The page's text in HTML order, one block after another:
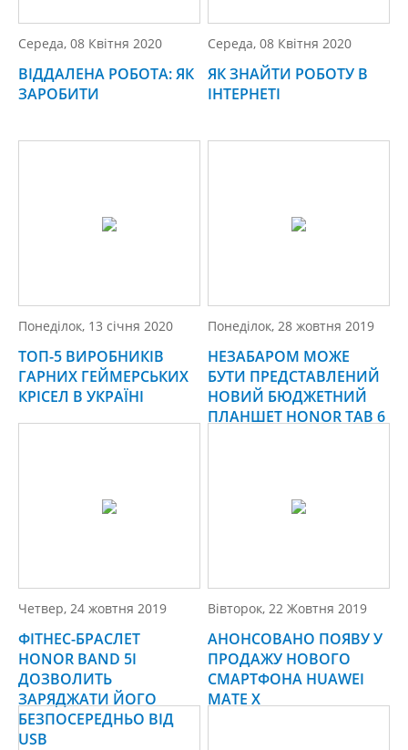
Середа, 08 Квітня 2020
ВІДДАЛЕНА РОБОТА: ЯК
ЗАРОБИТИ
Середа, 08 Квітня 2020
ЯК ЗНАЙТИ РОБОТУ В
ІНТЕРНЕТІ
Понеділок, 13 січня 2020
ТОП-5 ВИРОБНИКІВ
ГАРНИХ ГЕЙМЕРСЬКИХ
КРІСЕЛ В УКРАЇНІ
Понеділок, 28 жовтня 2019
НЕЗАБАРОМ МОЖЕ
БУТИ ПРЕДСТАВЛЕНИЙ
НОВИЙ БЮДЖЕТНИЙ
ПЛАНШЕТ HONOR TAB 6
Четвер, 24 жовтня 2019
ФІТНЕС-БРАСЛЕТ
HONOR BAND 5I
ДОЗВОЛИТЬ
ЗАРЯДЖАТИ ЙОГО
БЕЗПОСЕРЕДНЬО ВІД
USB
Вівторок, 22 Жовтня 2019
АНОНСОВАНО ПОЯВУ У
ПРОДАЖУ НОВОГО
СМАРТФОНА HUAWEI
MATE X